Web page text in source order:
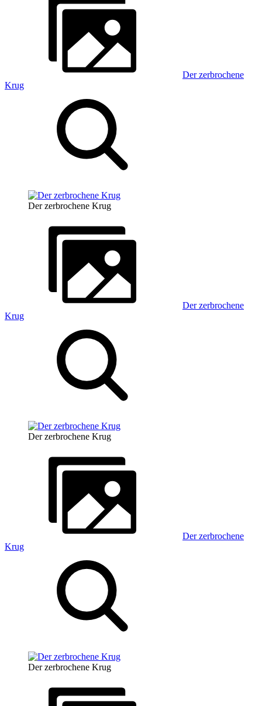
Der zerbrochene
Krug
Der zerbrochene Krug
Der zerbrochene
Krug
Der zerbrochene Krug
Der zerbrochene
Krug
Der zerbrochene Krug